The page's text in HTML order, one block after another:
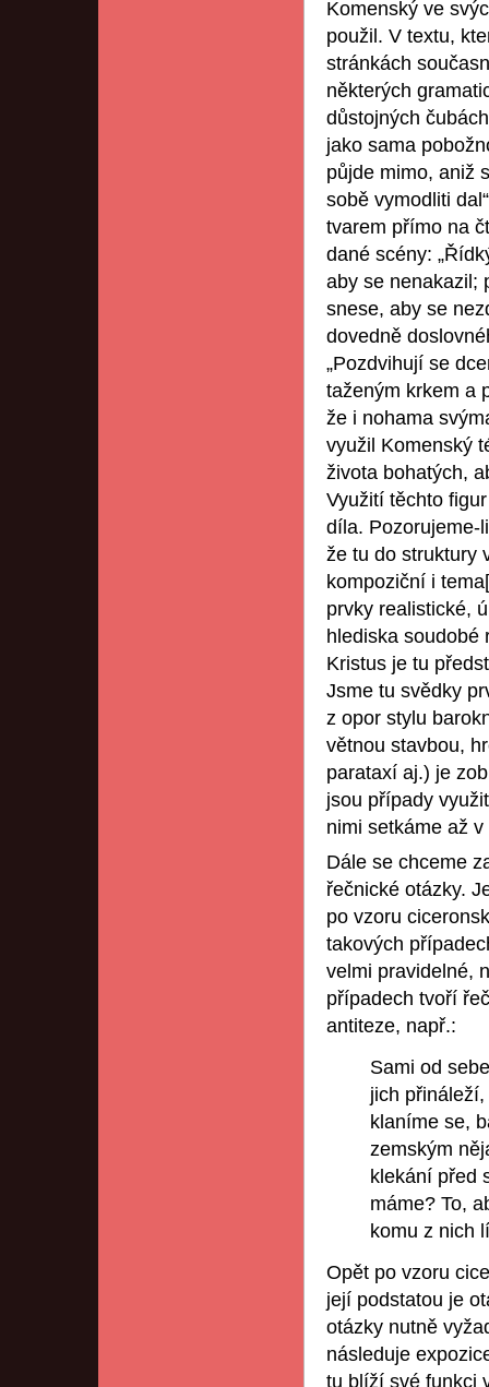
Komenský ve
použil. V textu,
stránkách
některých
důstojných
jako sama
půjde mimo, aniž
sobě vymodliti
tvarem přímo na
dané scény:
aby se nenakazil;
snese, aby se
dovedně
„Pozdvihují se
taženým krkem a
že i nohama
využil Komenský
života bohatých,
Využití těchto
díla. Pozorujeme-
že tu do struktury
kompoziční i
prvky realistické,
hlediska soudobé
Kristus je tu
Jsme tu svědky
z opor stylu
větnou stavbou,
parataxí aj.) je
jsou případy
nimi setkáme až
Dále se chceme
řečnické otázky.
po vzoru
takových
velmi pravidelné,
případech tvoří
antiteze, např.:
Sami od
jich
klaníme se,
zemským
klekání před
máme? To,
komu z nich
Opět po vzoru
její podstatou je
otázky nutně
následuje
tu blíží své funkci